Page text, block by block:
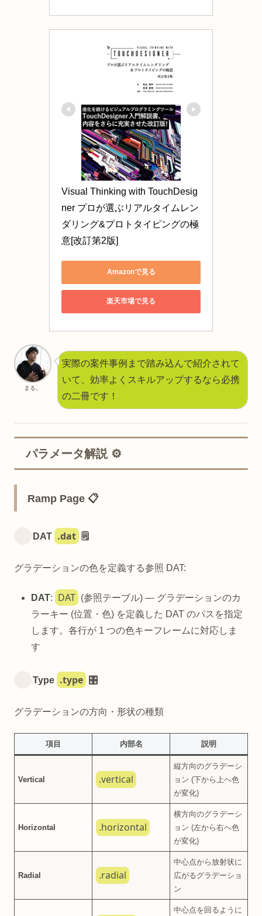
Visual Thinking with TouchDesig
ner プロが選ぶリアルタイムレン
ダリング&プロトタイピングの極
意[改訂第2版]
Amazonで見る
楽天市場で見る
まる。
実際の案件事例まで踏み込んで紹介されて
いて、効率よくスキルアップするなら必携
の二冊です！
パラメータ解説 ⚙️
Ramp Page 📋
DAT .dat 🗒️
グラデーションの色を定義する参照 DAT:
DAT: DAT (参照テーブル) — グラデーションのカ
ラーキー (位置・色) を定義した DAT のパスを指定
します。各行が 1 つの色キーフレームに対応しま
す
Type .type 🎛️
グラデーションの方向・形状の種類
項目 内部名 説明
Vertical .vertical
縦方向のグラデーシ
ョン (下から上へ色
が変化)
Horizontal .horizontal
横方向のグラデーシ
ョン (左から右へ色
が変化)
Radial .radial
中心点から放射状に
広がるグラデーショ
ン
中心点を回るように